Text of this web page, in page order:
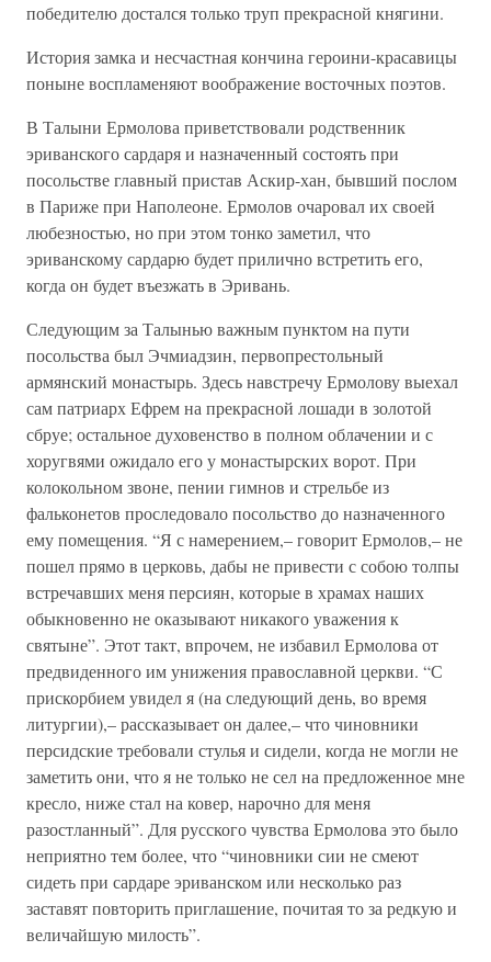
победителю достался только труп прекрасной княгини.
История замка и несчастная кончина героини-красавицы
поныне воспламеняют воображение восточных поэтов.
В Талыни Ермолова приветствовали родственник
эриванского сардаря и назначенный состоять при
посольстве главный пристав Аскир-хан, бывший послом
в Париже при Наполеоне. Ермолов очаровал их своей
любезностью, но при этом тонко заметил, что
эриванскому сардарю будет прилично встретить его,
когда он будет въезжать в Эривань.
Следующим за Талынью важным пунктом на пути
посольства был Эчмиадзин, первопрестольный
армянский монастырь. Здесь навстречу Ермолову выехал
сам патриарх Ефрем на прекрасной лошади в золотой
сбруе; остальное духовенство в полном облачении и с
хоругвями ожидало его у монастырских ворот. При
колокольном звоне, пении гимнов и стрельбе из
фальконетов проследовало посольство до назначенного
ему помещения. “Я с намерением,– говорит Ермолов,– не
пошел прямо в церковь, дабы не привести с собою толпы
встречавших меня персиян, которые в храмах наших
обыкновенно не оказывают никакого уважения к
святыне”. Этот такт, впрочем, не избавил Ермолова от
предвиденного им унижения православной церкви. “С
прискорбием увидел я (на следующий день, во время
литургии),– рассказывает он далее,– что чиновники
персидские требовали стулья и сидели, когда не могли не
заметить они, что я не только не сел на предложенное мне
кресло, ниже стал на ковер, нарочно для меня
разостланный”. Для русского чувства Ермолова это было
неприятно тем более, что “чиновники сии не смеют
сидеть при сардаре эриванском или несколько раз
заставят повторить приглашение, почитая то за редкую и
величайшую милость”.